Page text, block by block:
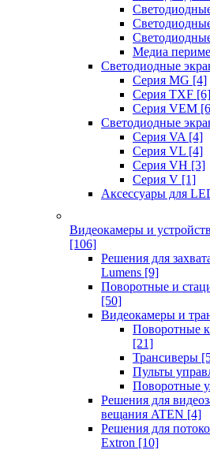
Медиа
Светодиодные
Серия MG [4]
Серия TXF [6]
Серия VEM
Светодиодные
Серия VA [4]
Серия VL [4]
Серия VH [3]
Серия V [1]
Аксессуары для
Видеокамеры и
[106]
Решения для
Lumens [9]
Поворотные и
[50]
Видеокамеры и
Поворотные
[21]
Трансиверы
Пульты
Поворотные
Решения для
вещания ATEN [4]
Решения для
Extron [10]